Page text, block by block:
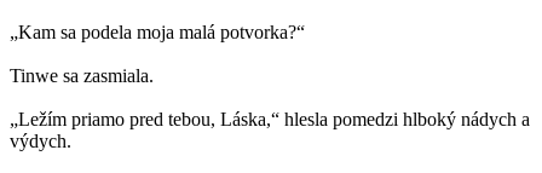
„Kam sa podela moja malá potvorka?“
Tinwe sa zasmiala.
„Ležím priamo pred tebou, Láska,“ hlesla pomedzi hlboký nádych a
výdych.